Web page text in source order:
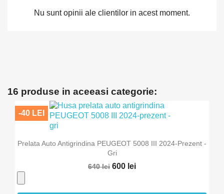
Nu sunt opinii ale clientilor in acest moment.
16 produse in aceeasi categorie:
Prelata Auto Antigrindina PEUGEOT 5008 III 2024-Prezent -
Gri
640 lei 600 lei
-40 LEI